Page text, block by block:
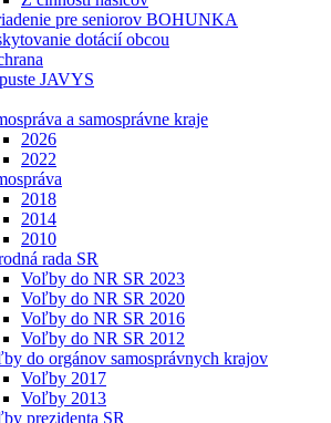
pre seniorov BOHUNKA
dotácií obcou
JAVYS
a samosprávne kraje
2026
2022
2018
2014
2010
rada SR
Voľby do NR SR 2023
Voľby do NR SR 2020
Voľby do NR SR 2016
Voľby do NR SR 2012
do orgánov samosprávnych krajov
Voľby 2017
Voľby 2013
prezidenta SR